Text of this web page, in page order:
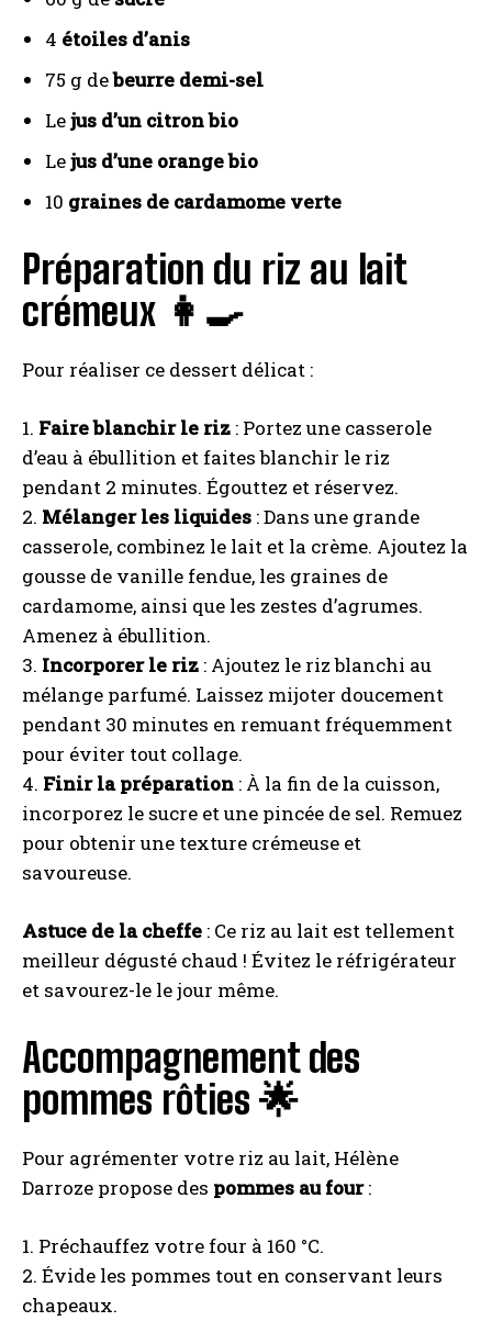
4 étoiles d’anis
75 g debeurre demi-sel
Lejus d’un citron bio
Lejus d’une orange bio
10 graines de cardamome verte
Préparation du riz au lait
crémeux 👩‍🍳
Pour réaliser ce dessert délicat :
1. Faire blanchir le riz : Portez une casserole
d’eau à ébullition et faites blanchir le riz
pendant 2 minutes. Égouttez et réservez.
2. Mélanger les liquides : Dans une grande
casserole, combinez le lait et la crème. Ajoutez la
gousse de vanille fendue, les graines de
cardamome, ainsi que les zestes d’agrumes.
Amenez à ébullition.
3. Incorporer le riz : Ajoutez le riz blanchi au
mélange parfumé. Laissez mijoter doucement
pendant 30 minutes en remuant fréquemment
pour éviter tout collage.
4. Finir la préparation : À la fin de la cuisson,
incorporez le sucre et une pincée de sel. Remuez
pour obtenir une texture crémeuse et
savoureuse.
Astuce de la cheffe : Ce riz au lait est tellement
meilleur dégusté chaud ! Évitez le réfrigérateur
et savourez-le le jour même.
Accompagnement des
pommes rôties 🌟
Pour agrémenter votre riz au lait, Hélène
Darroze propose des pommes au four:
1. Préchauffez votre four à 160 °C.
2. Évide les pommes tout en conservant leurs
chapeaux.